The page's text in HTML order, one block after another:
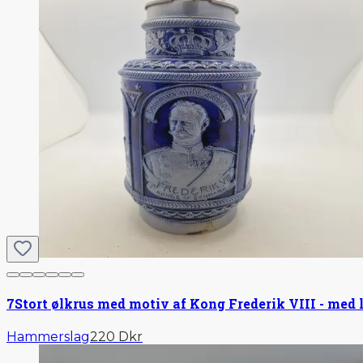
7Stort ølkrus med motiv af Kong Frederik VIII -
Hammerslag220 Dkr